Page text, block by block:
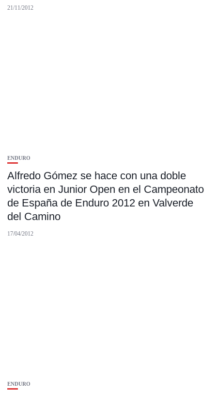
21/11/2012
ENDURO
Alfredo Gómez se hace con una doble
victoria en Junior Open en el Campeonato
de España de Enduro 2012 en Valverde
del Camino
17/04/2012
ENDURO